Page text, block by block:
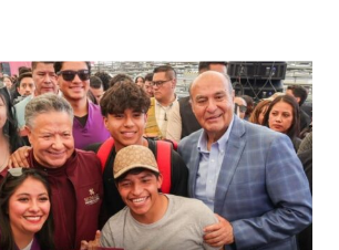
*
mi nombre, correo electrónico y sitio
navegador para la próxima vez que